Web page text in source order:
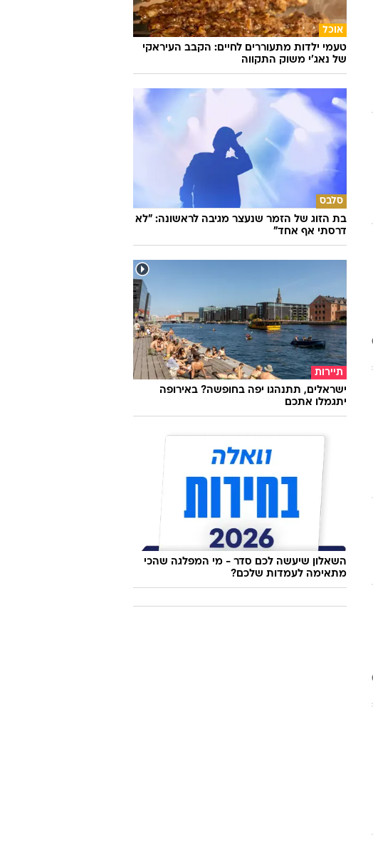
אוכל
טעמי ילדות מתעוררים לחיים: הקבב העיראקי
של נאג׳י משוק התקווה
סלבס
בת הזוג של הזמר שנעצר מגיבה לראשונה: "לא
דרסתי אף אחד"
תיירות
ישראלים, תתנהגו יפה בחופשה? באירופה
יתגמלו אתכם
השאלון שיעשה לכם סדר - מי המפלגה שהכי
מתאימה לעמדות שלכם?